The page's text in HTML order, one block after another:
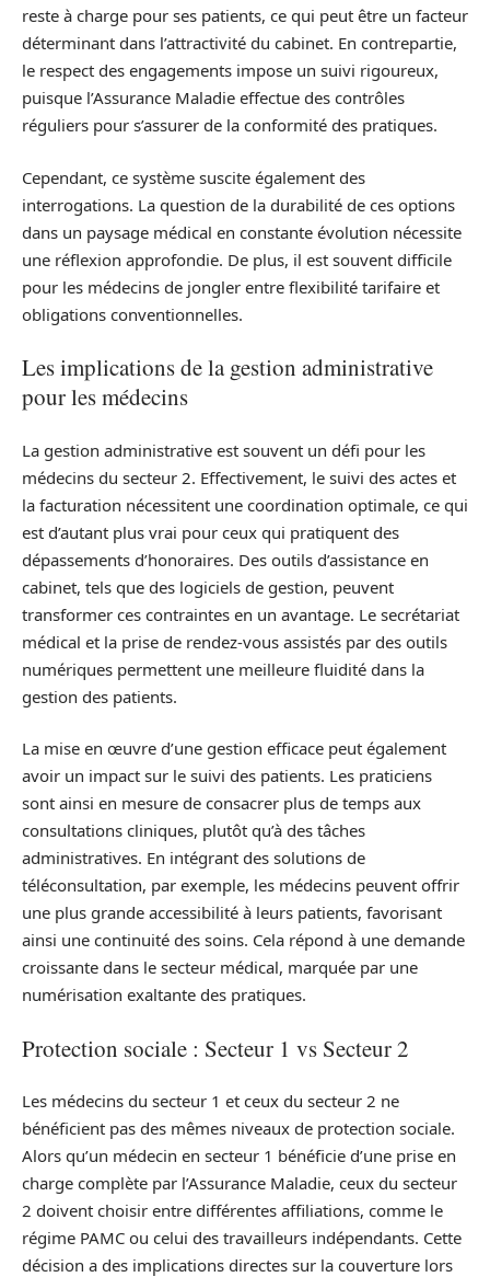
reste à charge pour ses patients, ce qui peut être un facteur
déterminant dans l’attractivité du cabinet. En contrepartie,
le respect des engagements impose un suivi rigoureux,
puisque l’Assurance Maladie effectue des contrôles
réguliers pour s’assurer de la conformité des pratiques.
Cependant, ce système suscite également des
interrogations. La question de la durabilité de ces options
dans un paysage médical en constante évolution nécessite
une réflexion approfondie. De plus, il est souvent difficile
pour les médecins de jongler entre flexibilité tarifaire et
obligations conventionnelles.
Les implications de la gestion administrative
pour les médecins
La gestion administrative est souvent un défi pour les
médecins du secteur 2. Effectivement, le suivi des actes et
la facturation nécessitent une coordination optimale, ce qui
est d’autant plus vrai pour ceux qui pratiquent des
dépassements d’honoraires. Des outils d’assistance en
cabinet, tels que des logiciels de gestion, peuvent
transformer ces contraintes en un avantage. Le secrétariat
médical et la prise de rendez-vous assistés par des outils
numériques permettent une meilleure fluidité dans la
gestion des patients.
La mise en œuvre d’une gestion efficace peut également
avoir un impact sur le suivi des patients. Les praticiens
sont ainsi en mesure de consacrer plus de temps aux
consultations cliniques, plutôt qu’à des tâches
administratives. En intégrant des solutions de
téléconsultation, par exemple, les médecins peuvent offrir
une plus grande accessibilité à leurs patients, favorisant
ainsi une continuité des soins. Cela répond à une demande
croissante dans le secteur médical, marquée par une
numérisation exaltante des pratiques.
Protection sociale : Secteur 1 vs Secteur 2
Les médecins du secteur 1 et ceux du secteur 2 ne
bénéficient pas des mêmes niveaux de protection sociale.
Alors qu’un médecin en secteur 1 bénéficie d’une prise en
charge complète par l’Assurance Maladie, ceux du secteur
2 doivent choisir entre différentes affiliations, comme le
régime PAMC ou celui des travailleurs indépendants. Cette
décision a des implications directes sur la couverture lors